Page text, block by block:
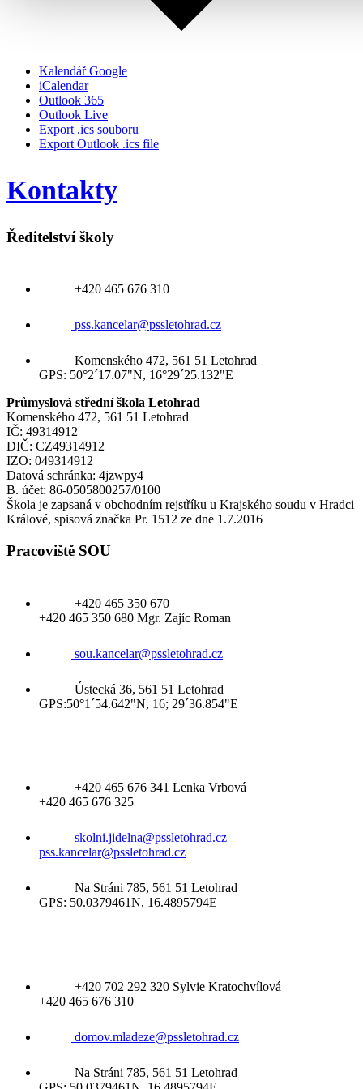
Kalendář Google
iCalendar
Outlook 365
Outlook Live
Export .ics souboru
Export Outlook .ics file
Kontakty
Ředitelství školy
+420 465 676 310
pss.kancelar@pssletohrad.cz
Komenského 472, 561 51 Letohrad
GPS: 50°2´17.07"N, 16°29´25.132"E
Průmyslová střední škola Letohrad
Komenského 472, 561 51 Letohrad
IČ: 49314912
DIČ: CZ49314912
IZO: 049314912
Datová schránka: 4jzwpy4
B. účet: 86-0505800257/0100
Škola je zapsaná v obchodním rejstříku u Krajského soudu v Hradci
Králové, spisová značka Pr. 1512 ze dne 1.7.2016
Pracoviště SOU
+420 465 350 670
+420 465 350 680 Mgr. Zajíc Roman
sou.kancelar@pssletohrad.cz
Ústecká 36, 561 51 Letohrad
GPS:50°1´54.642"N, 16; 29´36.854"E
+420 465 676 341 Lenka Vrbová
+420 465 676 325
skolni.jidelna@pssletohrad.cz
pss.kancelar@pssletohrad.cz
Na Stráni 785, 561 51 Letohrad
GPS: 50.0379461N, 16.4895794E
+420 702 292 320 Sylvie Kratochvílová
+420 465 676 310
domov.mladeze@pssletohrad.cz
Na Stráni 785, 561 51 Letohrad